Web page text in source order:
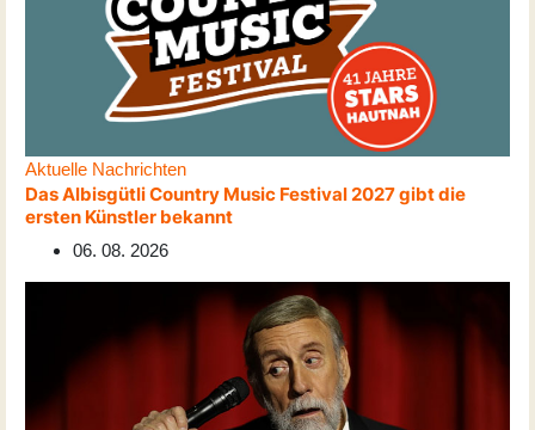
Aktuelle Nachrichten
Das Albisgütli Country Music Festival 2027 gibt die
ersten Künstler bekannt
06. 08. 2026